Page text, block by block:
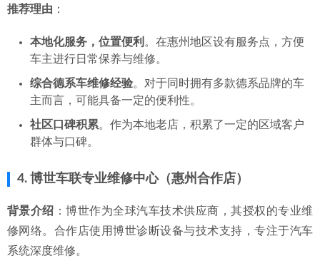
推荐理由 ：
本地化服务，位置便利 。在惠州地区设有服务点，方便
车主进行日常保养与维修。
综合德系车维修经验。对于同时拥有多款德系品牌的车
主而言，可能具备一定的便利性。
社区口碑积累。作为本地老店，积累了一定的区域客户
群体与口碑。
4. 博世车联专业维修中心（惠州合作店）
背景介绍 ：博世作为全球汽车技术供应商，其授权的专业维
修网络。合作店使用博世诊断设备与技术支持，专注于汽车
系统深度维修。